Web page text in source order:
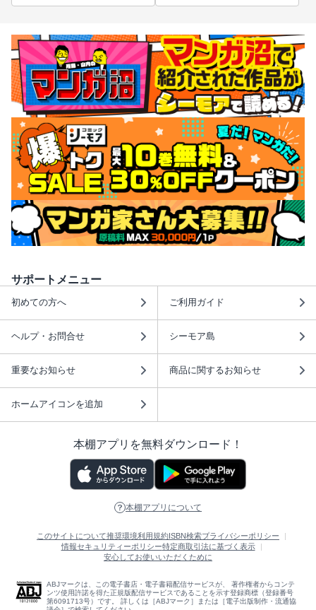
サポートメニュー
初めての方へ ご利用ガイド
ヘルプ・お問合せ シーモア島
重要なお知らせ 商品に関するお知らせ
ホームアイコンを追加
本棚アプリを無料ダウンロード！
本棚アプリについて
このサイトについて推奨環境利用規約 ISBN検索プライバシーポリシー
情報セキュリティーポリシー特定商取引法に基づく表示
安心してお使いいただくために
ABJマークは、この電子書店・電子書籍配信サービスが、 著作権者からコンテ
ンツ使用許諾を得た正規版配信サービスであることを示す登録商標（登録番号
第6091713号）です。 詳しくは［ABJマーク］または［電子出版制作・流通協